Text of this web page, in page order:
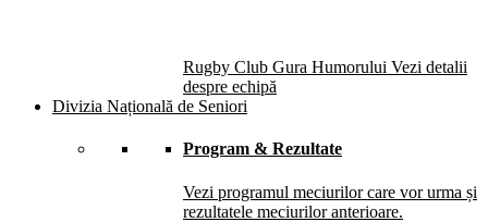
Rugby Club Gura Humorului Vezi detalii
despre echipă
Divizia Națională de Seniori
Program & Rezultate
Vezi programul meciurilor care vor urma și
rezultatele meciurilor anterioare.